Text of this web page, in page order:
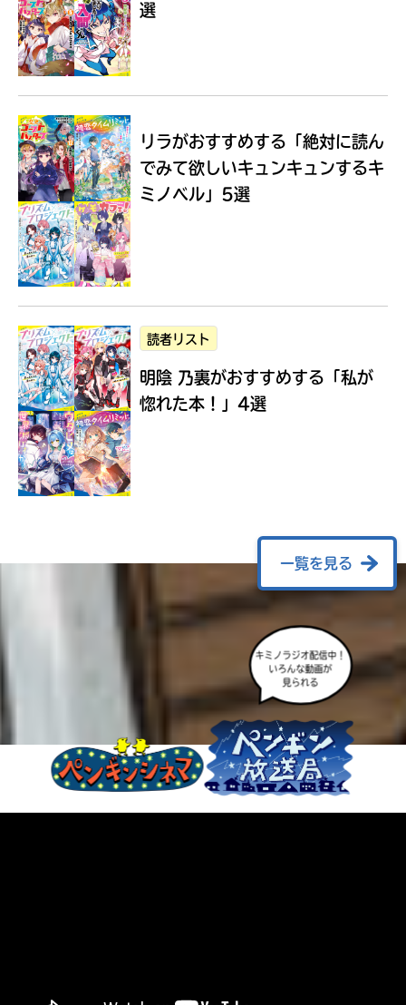
Loading...
選
リラがおすすめする 「絶対に読ん
でみて欲しいキュンキュンするキ
ミノベル」5選
読者リスト
明陰 乃裏がおすすめする 「私が
惚れた本！」4選
一覧を見る
キミノラジオ配信中！
いろんな動画が
見られる
に
エ
も
度
み
て
ね
る